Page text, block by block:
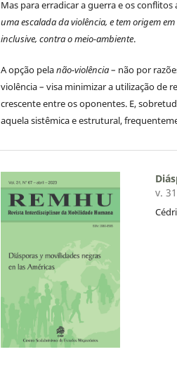
Mas para erradicar a guerra e os
uma escalada da violência, e tem origem
inclusive, contra o meio-ambiente.
A opção pelanão-violência– não por
violência – visa minimizar a utilização
crescente entre os oponentes. E,
aquela sistêmica e estrutural,
v.